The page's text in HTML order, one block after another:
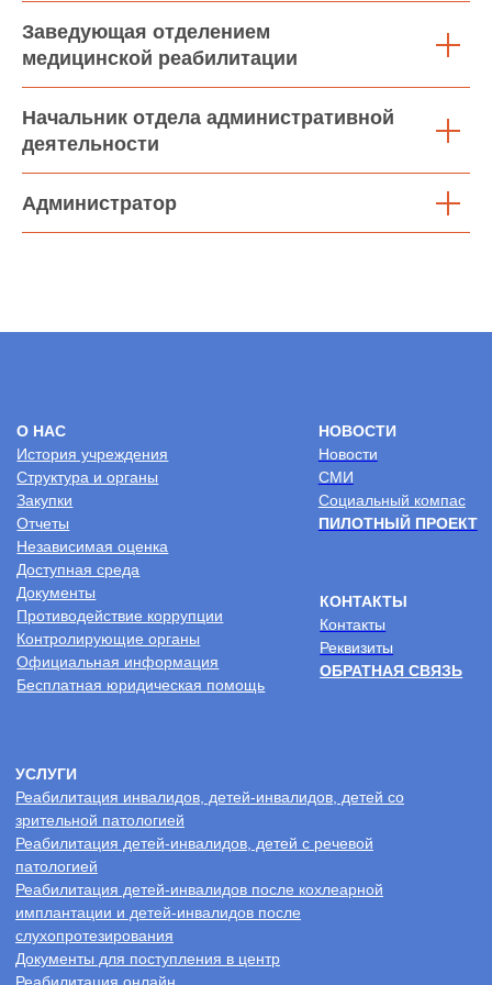
Заведующая отделением
медицинской реабилитации
Начальник отдела административной
деятельности
Администратор
конфиденциальности
2026 © Центр комплексной реабилитации